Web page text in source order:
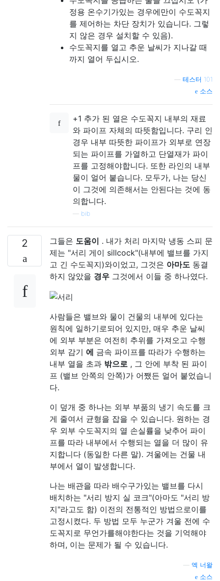
정용 온수기가있는 경우에만이 수도꼭지
를 제어하는 ​​차단 장치가 있습니다. 그렇
지 않은 경우 설치할 수 있음).
수도꼭지를 열고 추운 날씨가 지나갈 때
까지 열어 두십시오.
테스터 101
소스
+1 추가 된 열은 수도꼭지 내부의 재료
와 파이프 자체의 따뜻함입니다. 구리 인
경우 내부 따뜻한 파이프가 외부로 연장
되는 파이프를 가열하고 단열재가 파이
프를 고정해야합니다. 또한 라인의 내부
물이 얼어 붙습니다. 모두가, 나는 당신
이 그것에 의존해서는 안된다는 것에 동
의합니다.
bib
2 그들은 도움이 . 내가 처리 마지막 냉동 스피 문
제는 "서리 게이 sillcock"(내부에 밸브를 가지
고 긴 수도꼭지)와이었고, 그것은 아마도 동결
하지 않았을 경우 그것에서 이들 중 하나였다.
사람들은 밸브와 물이 건물의 내부에 있다는
원칙에 일하기로되어 있지만, 매우 추운 날씨
에 외부 부분은 여전히 추위를 가져오고 수행
외부 감기 에 금속 파이프를 따라가 수행하는
내부 열을 초과 밖으로 , 그 안에 부착 된 파이
프 (밸브 안쪽의 안쪽)가 어쨌든 얼어 붙었습니
다.
이 덮개 중 하나는 외부 부품의 냉기 속도를 크
게 줄여서 균형을 잡을 수 있습니다. 원하는 경
우 외부 수도꼭지의 열 손실률을 낮추어 파이
프를 따라 내부에서 수행되는 열을 더 많이 유
지합니다 (동일한 다른 말). 겨울에는 건물 내
부에서 열이 발생합니다.
나는 배관을 따라 배수구가있는 밸브를 다시
배치하는 "서리 방지 실 코크"(아마도 "서리 방
지"라고도 함) 이전의 전통적인 방법으로이를
고정시켰다. 두 방법 모두 누군가 겨울 전에 수
도꼭지로 무언가를해야한다는 것을 기억해야
하며, 이는 문제가 될 수 있습니다.
엑 너왈
소스